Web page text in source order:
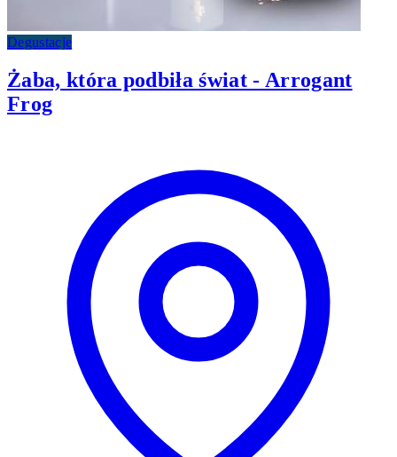
Degustacje
Żaba, która podbiła świat - Arrogant
Frog